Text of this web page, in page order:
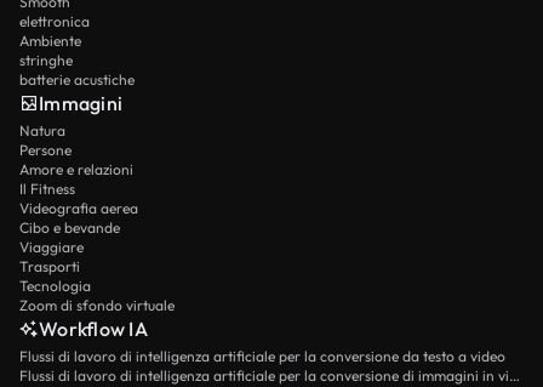
elettronica
Ambiente
stringhe
batterie acustiche
Immagini
Natura
Persone
Amore e relazioni
Il Fitness
Videografia aerea
Cibo e bevande
Viaggiare
Trasporti
Tecnologia
Zoom di sfondo virtuale
Workflow IA
Flussi di lavoro di intelligenza artificiale per la conversione da testo a video
Flussi di lavoro di intelligenza artificiale per la conversione di immagini in video